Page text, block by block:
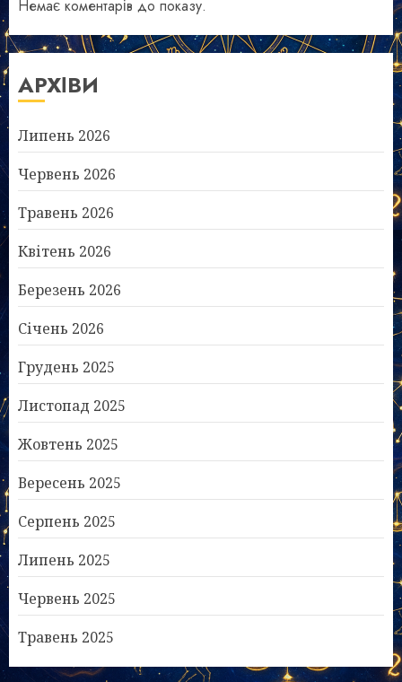
Немає коментарів до показу.
АРХІВИ
Липень 2026
Червень 2026
Травень 2026
Квітень 2026
Березень 2026
Січень 2026
Грудень 2025
Листопад 2025
Жовтень 2025
Вересень 2025
Серпень 2025
Липень 2025
Червень 2025
Травень 2025